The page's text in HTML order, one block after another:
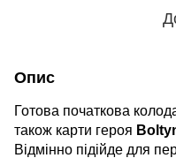
Опис
Готова початкова
також карти героя
Відмінно підійде для